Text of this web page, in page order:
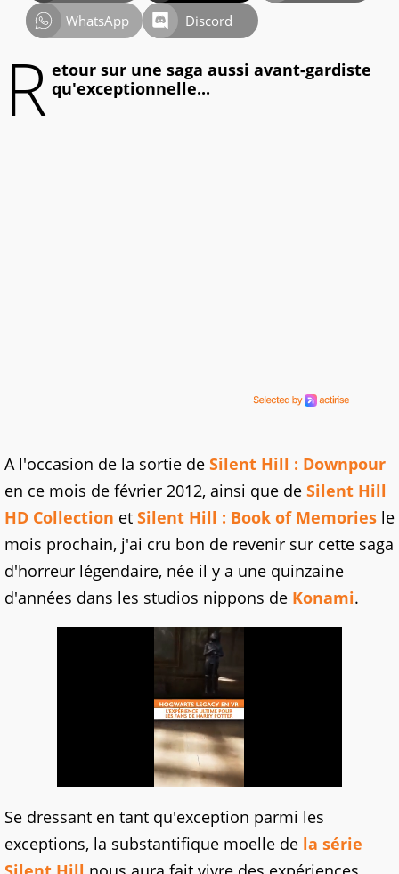
WhatsApp
Discord
R etour sur une saga aussi avant-gardiste
qu'exceptionnelle...
A l'occasion de la sortie de Silent Hill : Downpour
en ce mois de février 2012, ainsi que de Silent Hill
HD Collection et Silent Hill : Book of Memories le
mois prochain, j'ai cru bon de revenir sur cette saga
d'horreur légendaire, née il y a une quinzaine
d'années dans les studios nippons de Konami.
Se dressant en tant qu'exception parmi les
exceptions, la substantifique moelle de la série